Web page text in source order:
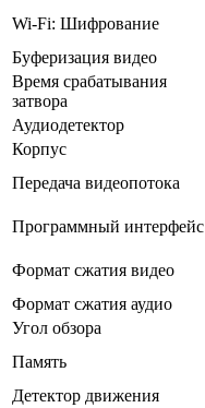
Wi-Fi: Шифрование
Буферизация видео
Время срабатывания
затвора
Аудиодетектор
Корпус
Передача видеопотока
Программный интерфейс
Формат сжатия видео
Формат сжатия аудио
Угол обзора
Память
Детектор движения